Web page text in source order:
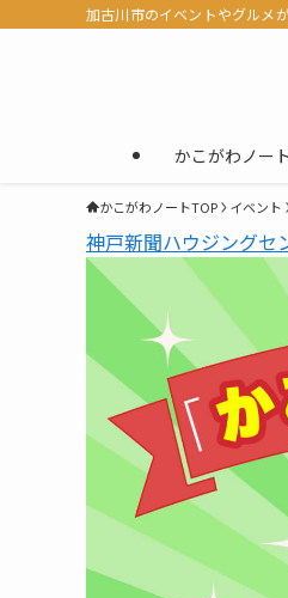
加古川市のイベントやグルメ
かこがわノー
かこがわノートTOP イベント
神戸新聞ハウジングセ